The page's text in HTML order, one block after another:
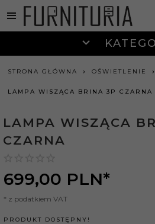
STRONA GŁÓWNA OŚWIETLENIE
LAMPA WISZĄCA BRINA 3P CZARNA
LAMPA WISZĄCA
CZARNA
699,00 PLN*
* z podatkiem VAT
PRODUKT DOSTĘPNY!